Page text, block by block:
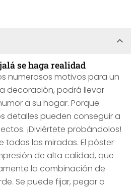
se haga realidad
numerosos motivos para un
decoración, podrá llevar
a su hogar. Porque
detalles pueden conseguir a
¡Diviértete probándolos!
todas las miradas. El póster
de alta calidad, que
la combinación de
Se puede fijar, pegar o